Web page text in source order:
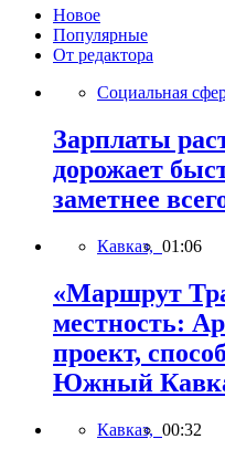
Новое
Популярные
От редактора
Социальная
Зарплаты
дорожает
заметнее
Кавказ, 01:06
«Маршрут
местность:
проект,
Южный
Кавказ, 00:32